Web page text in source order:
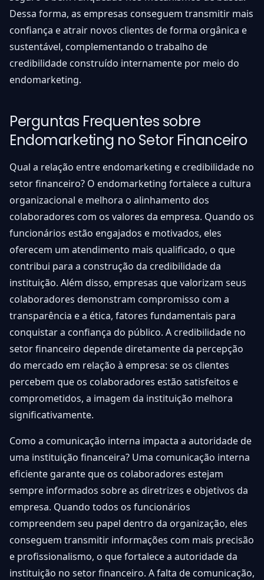
Dessa forma, as empresas conseguem transmitir mais
confiança e atrair novos clientes de forma orgânica e
sustentável, complementando o trabalho de
credibilidade construído internamente por meio do
endomarketing.
Perguntas Frequentes sobre
Endomarketing no Setor Financeiro
Qual a relação entre endomarketing e credibilidade no
setor financeiro? O endomarketing fortalece a cultura
organizacional e melhora o alinhamento dos
colaboradores com os valores da empresa. Quando os
funcionários estão engajados e motivados, eles
oferecem um atendimento mais qualificado, o que
contribui para a construção da credibilidade da
instituição. Além disso, empresas que valorizam seus
colaboradores demonstram compromisso com a
transparência e a ética, fatores fundamentais para
conquistar a confiança do público. A credibilidade no
setor financeiro depende diretamente da percepção
do mercado em relação à empresa: se os clientes
percebem que os colaboradores estão satisfeitos e
comprometidos, a imagem da instituição melhora
significativamente.
Como a comunicação interna impacta a autoridade de
uma instituição financeira? Uma comunicação interna
eficiente garante que os colaboradores estejam
sempre informados sobre as diretrizes e objetivos da
empresa. Quando todos os funcionários
compreendem seu papel dentro da organização, eles
conseguem transmitir informações com mais precisão
e profissionalismo, o que fortalece a autoridade da
instituição no setor financeiro. A falta de comunicação,